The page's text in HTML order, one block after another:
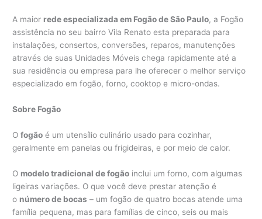
A maior rede especializada em Fogão de São Paulo, a Fogão
assistência no seu bairro Vila Renato esta preparada para
instalações, consertos, conversões, reparos, manutenções
através de suas Unidades Móveis chega rapidamente até a
sua residência ou empresa para lhe oferecer o melhor serviço
especializado em fogão, forno, cooktop e micro-ondas.
Sobre Fogão
Ofogão é um utensílio culinário usado para cozinhar,
geralmente em panelas ou frigideiras, e por meio de calor.
O modelo tradicional de fogão inclui um forno, com algumas
ligeiras variações. O que você deve prestar atenção é
o número de bocas – um fogão de quatro bocas atende uma
família pequena, mas para famílias de cinco, seis ou mais